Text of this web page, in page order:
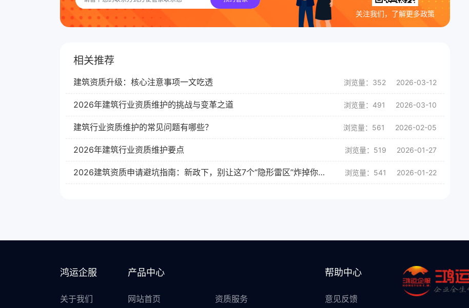
关注我们，了解更多政策
相关推荐
建筑资质升级：核心注意事项一文吃透 浏览量：352 2026-03-12
2026年建筑行业资质维护的挑战与变革之道 浏览量：491 2026-03-10
建筑行业资质维护的常见问题有哪些？ 浏览量：561 2026-02-05
2026年建筑行业资质维护要点 浏览量：519 2026-01-27
2026建筑资质申请避坑指南：新政下，别让这7个“隐形雷区”炸掉你的投标机会 浏览量：541 2026-01-22
鸿运企服
关于我们
产品中心
网站首页 资质服务
帮助中心
意见反馈